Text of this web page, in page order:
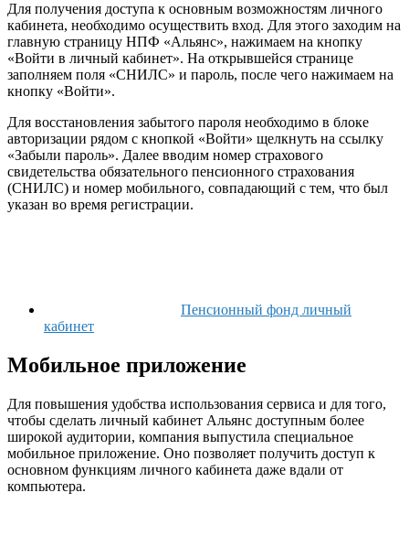
Для получения доступа к основным возможностям личного
кабинета, необходимо осуществить вход. Для этого заходим на
главную страницу НПФ «Альянс», нажимаем на кнопку
«Войти в личный кабинет». На открывшейся странице
заполняем поля «СНИЛС» и пароль, после чего нажимаем на
кнопку «Войти».
Для восстановления забытого пароля необходимо в блоке
авторизации рядом с кнопкой «Войти» щелкнуть на ссылку
«Забыли пароль». Далее вводим номер страхового
свидетельства обязательного пенсионного страхования
(СНИЛС) и номер мобильного, совпадающий с тем, что был
указан во время регистрации.
Пенсионный фонд личный
кабинет
Мобильное приложение
Для повышения удобства использования сервиса и для того,
чтобы сделать личный кабинет Альянс доступным более
широкой аудитории, компания выпустила специальное
мобильное приложение. Оно позволяет получить доступ к
основном функциям личного кабинета даже вдали от
компьютера.